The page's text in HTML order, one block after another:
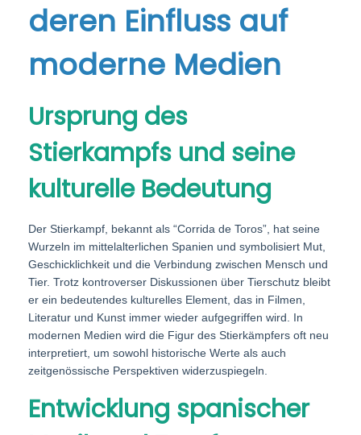
deren Einfluss auf
moderne Medien
Ursprung des
Stierkampfs und seine
kulturelle Bedeutung
Der Stierkampf, bekannt als “Corrida de Toros”, hat seine
Wurzeln im mittelalterlichen Spanien und symbolisiert Mut,
Geschicklichkeit und die Verbindung zwischen Mensch und
Tier. Trotz kontroverser Diskussionen über Tierschutz bleibt
er ein bedeutendes kulturelles Element, das in Filmen,
Literatur und Kunst immer wieder aufgegriffen wird. In
modernen Medien wird die Figur des Stierkämpfers oft neu
interpretiert, um sowohl historische Werte als auch
zeitgenössische Perspektiven widerzuspiegeln.
Entwicklung spanischer